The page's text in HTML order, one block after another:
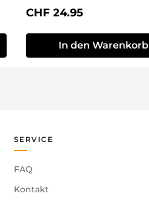
Regulärer Preis:
CHF 24.95
In den Warenkorb
SERVICE
FAQ
Kontakt